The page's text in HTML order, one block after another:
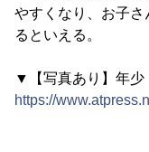
やすくなり、お子
るといえる。
▼【写真あり】年
https://